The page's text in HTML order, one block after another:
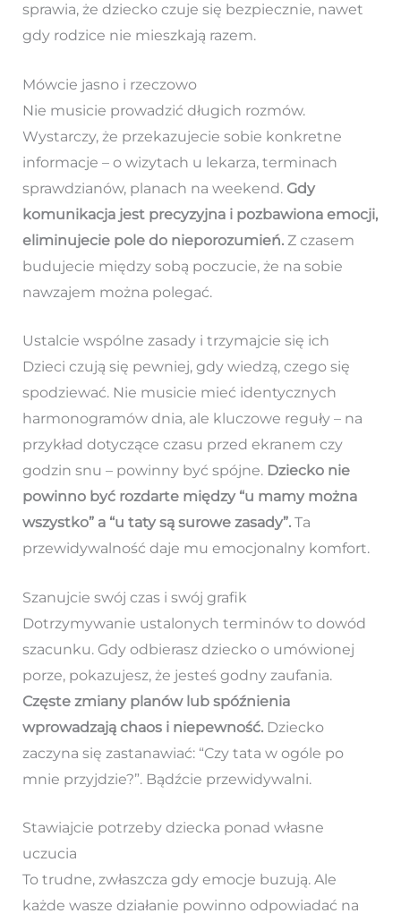
sprawia, że dziecko czuje się bezpiecznie, nawet
gdy rodzice nie mieszkają razem.
Mówcie jasno i rzeczowo
Nie musicie prowadzić długich rozmów.
Wystarczy, że przekazujecie sobie konkretne
informacje – o wizytach u lekarza, terminach
sprawdzianów, planach na weekend. Gdy
komunikacja jest precyzyjna i pozbawiona emocji,
eliminujecie pole do nieporozumień.Z czasem
budujecie między sobą poczucie, że na sobie
nawzajem można polegać.
Ustalcie wspólne zasady i trzymajcie się ich
Dzieci czują się pewniej, gdy wiedzą, czego się
spodziewać. Nie musicie mieć identycznych
harmonogramów dnia, ale kluczowe reguły – na
przykład dotyczące czasu przed ekranem czy
godzin snu – powinny być spójne. Dziecko nie
powinno być rozdarte między “u mamy można
wszystko” a “u taty są surowe zasady”.Ta
przewidywalność daje mu emocjonalny komfort.
Szanujcie swój czas i swój grafik
Dotrzymywanie ustalonych terminów to dowód
szacunku. Gdy odbierasz dziecko o umówionej
porze, pokazujesz, że jesteś godny zaufania.
Częste zmiany planów lub spóźnienia
wprowadzają chaos i niepewność.Dziecko
zaczyna się zastanawiać: “Czy tata w ogóle po
mnie przyjdzie?”. Bądźcie przewidywalni.
Stawiajcie potrzeby dziecka ponad własne
uczucia
To trudne, zwłaszcza gdy emocje buzują. Ale
każde wasze działanie powinno odpowiadać na